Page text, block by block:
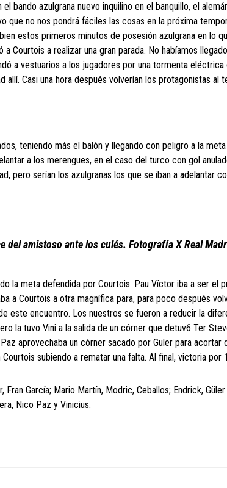
bando azulgrana nuevo inquilino en el banquillo, el
que no nos pondrá fáciles las cosas en la próxima
estos primeros minutos de posesión azulgrana en lo
Courtois a realizar una gran parada. No habíamos
a vestuarios a los jugadores por una tormenta
Casi una hora después volverían los protagonistas al
teniendo más el balón y llegando con peligro a la
a los merengues, en el caso del turco con gol
pero serían los azulgranas los que se iban a adelantar
del amistoso ante los culés. Fotografía X Real
la meta defendida por Courtois. Pau Víctor iba a ser el
a Courtois a otra magnífica para, para poco después
este encuentro. Los nuestros se fueron a reducir la
la tuvo Vini a la salida de un córner que detuv6 Ter
aprovechaba un córner sacado por Güler para acortar
subiendo a rematar una falta. Al final, victoria por
García; Mario Martín, Modric, Ceballos; Endrick, Güler
Nico Paz y Vinicius.